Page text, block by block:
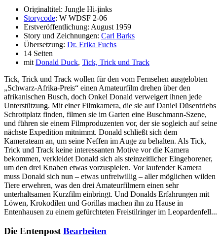
Originaltitel: Jungle Hi-jinks
Storycode: W WDSF 2-06
Erstveröffentlichung: August 1959
Story und Zeichnungen: Carl Barks
Übersetzung: Dr. Erika Fuchs
14 Seiten
mit Donald Duck, Tick, Trick und Track
Tick, Trick und Track wollen für den vom Fernsehen ausgelobten
„Schwarz-Afrika-Preis“ einen Amateurfilm drehen über den
afrikanischen Busch, doch Onkel Donald verweigert ihnen jede
Unterstützung. Mit einer Filmkamera, die sie auf Daniel Düsentriebs
Schrottplatz finden, filmen sie im Garten eine Buschmann-Szene,
und führen sie einem Filmproduzenten vor, der sie sogleich auf seine
nächste Expedition mitnimmt. Donald schließt sich dem
Kamerateam an, um seine Neffen im Auge zu behalten. Als Tick,
Trick und Track keine interessanten Motive vor die Kamera
bekommen, verkleidet Donald sich als steinzeitlicher Eingeborener,
um den drei Knaben etwas vorzuspielen. Vor laufender Kamera
muss Donald sich nun – etwas unfreiwillig – aller möglichen wilden
Tiere erwehren, was den drei Amateurfilmern einen sehr
unterhaltsamen Kurzfilm einbringt. Und Donalds Erfahrungen mit
Löwen, Krokodilen und Gorillas machen ihn zu Hause in
Entenhausen zu einem gefürchteten Freistilringer im Leopardenfell...
Die Entenpost Bearbeiten